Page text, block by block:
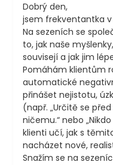
Dobrý den,
jsem frekventantka
Na sezeních se
to, jak naše
souvisejí a jak jim
Pomáhám klientům
automatické
přinášet nejistotu,
(např. „Určitě se
ničemu.“ nebo
klienti učí, jak s
nacházet nové,
Snažím se na